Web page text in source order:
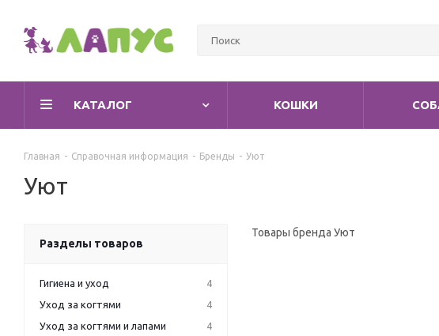
КАТАЛОГ КОШКИ
Главная - Справочная информация - Бренды - Уют
Уют
Товары бренда Уют
Разделы товаров
Гигиена и уход
4
Уход за когтями
4
Уход за когтями и лапами
4